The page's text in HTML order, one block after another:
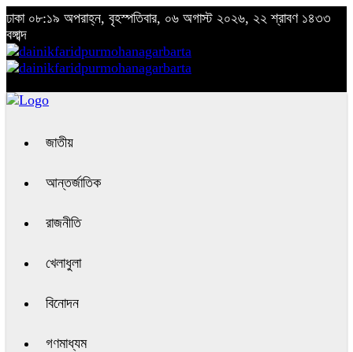
ঢাকা ০৮:১৯ অপরাহ্ন, বৃহস্পতিবার, ০৬ অগাস্ট ২০২৬, ২২ শ্রাবণ ১৪৩৩
বঙ্গাব্দ
জাতীয়
আন্তর্জাতিক
রাজনীতি
খেলাধুলা
বিনোদন
গণমাধ্যম